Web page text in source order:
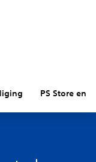
PS Store en